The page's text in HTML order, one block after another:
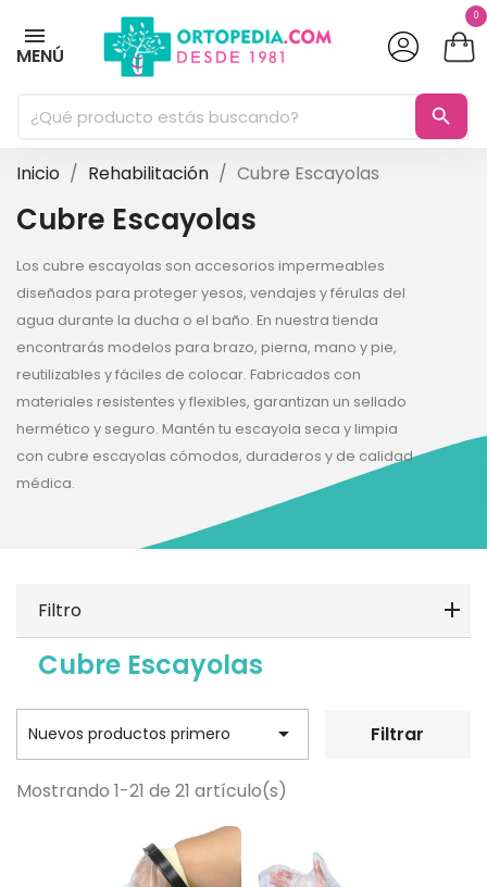
MENÚ
0
search
Inicio Rehabilitación Cubre Escayolas
Cubre Escayolas
Los cubre escayolas son accesorios impermeables
diseñados para proteger yesos, vendajes y férulas del
agua durante la ducha o el baño. En nuestra tienda
encontrarás modelos para brazo, pierna, mano y pie,
reutilizables y fáciles de colocar. Fabricados con
materiales resistentes y flexibles, garantizan un sellado
hermético y seguro. Mantén tu escayola seca y limpia
con cubre escayolas cómodos, duraderos y de calidad
médica.
Filtro
Cubre Escayolas
Nuevos productos primero  Filtrar
Mostrando 1-21 de 21 artículo(s)